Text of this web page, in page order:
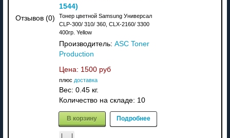
Отзывов (0)
1544)
Тонер цветной Samsung Универсал
CLP-300/ 310/ 360, CLX-2160/ 3300
400гр. Yellow
Производитель: ASC Toner
Production
Цена: 1500 руб
плюс доставка
Вес: 0.45 кг.
Количество на складе: 10
В корзину Подробнее